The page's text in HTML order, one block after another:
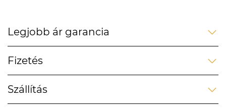
Legjobb ár garancia
Fizetés
Szállítás